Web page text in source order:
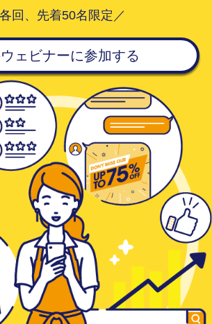
回、先着50名限定／
ェビナーに参加する